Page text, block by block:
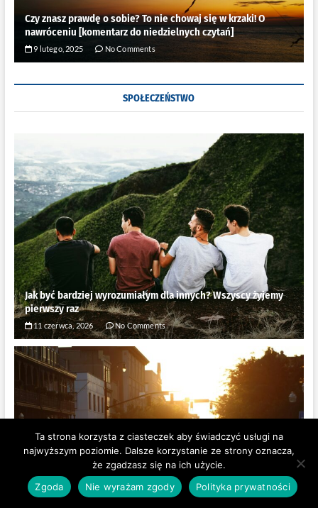
Czy znasz prawdę o sobie? To nie chowaj się w krzaki! O
nawróceniu [komentarz do niedzielnych czytań]
9 lutego, 2025 No Comments
SPOŁECZEŃSTWO
Jak być bardziej wyrozumiałym dla innych? Wszyscy żyjemy
pierwszy raz
11 czerwca, 2026 No Comments
Ta strona korzysta z ciasteczek aby świadczyć usługi na
najwyższym poziomie. Dalsze korzystanie ze strony oznacza,
że zgadzasz się na ich użycie.
Zgoda
Nie wyrażam zgody Polityka prywatności